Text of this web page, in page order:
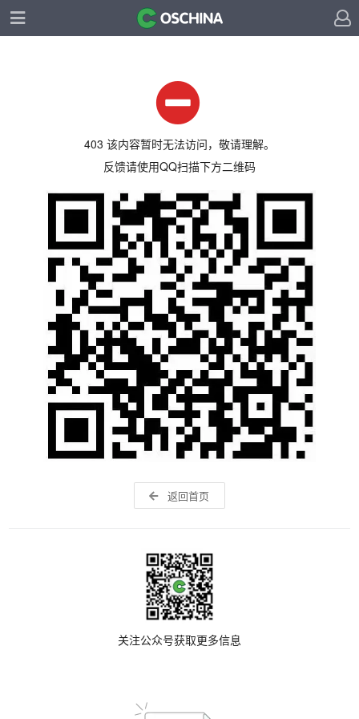
403 该内容暂时无法访问，敬请理解。
反馈请使用QQ扫描下方二维码
返回首页
关注公众号获取更多信息